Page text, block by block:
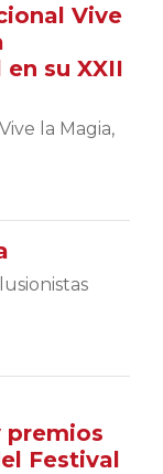
Vive
su XXII
la Magia,
premios
Festival